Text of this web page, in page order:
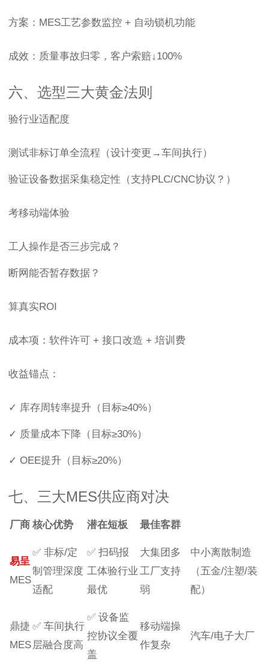
方案：MES工艺参数监控 + 自动锁机功能
成效：质量事故归零，客户索赔↓100%
六、选型三大黄金法则
验行业适配度
测试非标订单全流程（设计变更→车间执行）
验证设备数据采集稳定性（支持PLC/CNC协议？）
考移动端体验
工人操作是否三步完成？
断网能否暂存数据？
算真实ROI
成本项：软件许可 + 接口改造 + 培训费
收益锚点：
✓ 库存周转率提升（目标≥40%）
✓ 质量成本下降（目标≥30%）
✓ OEE提升（目标≥20%）
七、三大MES供应商对决
厂商 核心优势 潜在短板 最佳客群
易呈
MES
✅ 非标/定
制管理深度
适配
✅ 扫码报
工体验行业
最优
大集团多
工厂支持
弱
中小离散制造
（五金/注塑/装
配）
鼎捷
MES
✅ 车间执行
层融合度高
✅ 设备监
控协议全覆
盖
移动端操
作复杂
汽车/电子大厂